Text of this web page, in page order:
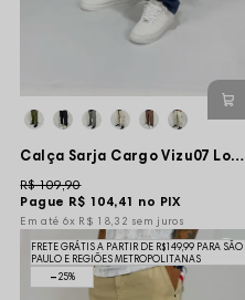
Calça Sarja Cargo Vizu07 Logo Monkey - Marinho
Pague R$ 104,41 no PIX
R$ 109,90
6x R$ 18,32 sem juros
25%
FRETE GRÁTIS A PARTIR DE R$149,99 PARA SÃO
PAULO E REGIÕES METROPOLITANAS